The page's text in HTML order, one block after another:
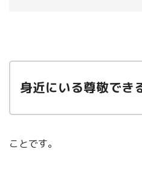
身近にいる尊敬でき
ことです。